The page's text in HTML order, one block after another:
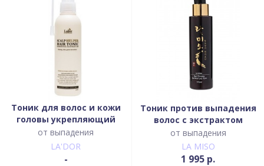
Тоник для волос и кожи
головы укрепляющий
Scalp Helper Hair Tonic
от выпадения
LA'DOR
-
Тоник против выпадения
волос с экстрактом
красного женьшеня
от выпадения
LA MISO
1 995 р.